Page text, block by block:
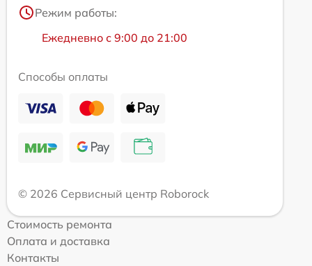
Режим работы:
Ежедневно с 9:00 до 21:00
Способы оплаты
© 2026 Сервисный центр Roborock
Стоимость ремонта
Оплата и доставка
Контакты